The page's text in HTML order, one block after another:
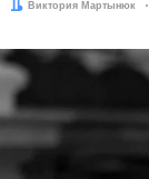
Автор:Виктория Мартынюк